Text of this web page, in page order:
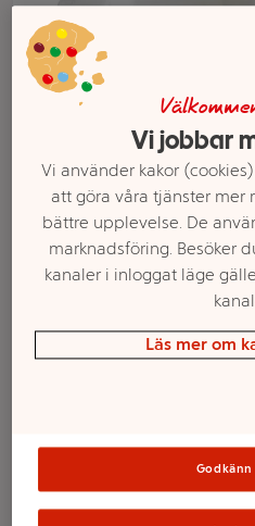
Välj butik
Vi jobbar
Vi använder kakor
att göra våra tjänster mer
bättre upplevelse. De
marknadsföring. Besöker
kanaler i inloggat läge
Läs mer om